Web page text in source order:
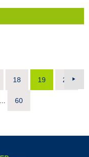
18 19 20
60